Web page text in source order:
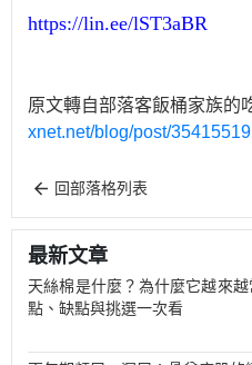
https://lin.ee/lST3aBR
原文轉自部落客飯桶家族的
xnet.net/blog/post/
回部落格列表
最新文章
天絲棉是什麼？為什麼它越來
點、缺點與挑選一次看